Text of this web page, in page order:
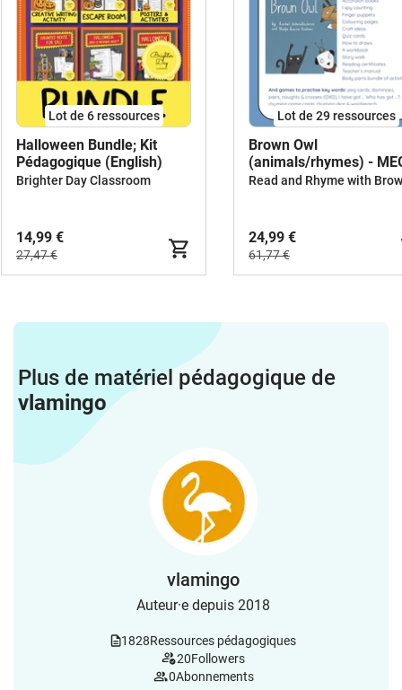
Lot de 6 ressources
Halloween Bundle; Kit
Pédagogique (English)
Brighter Day Classroom
14,99 €
27,47 €
Lot de 29 ressources
Brown Owl
(animals/rhymes) -
BUNDLE
24,99 €
61,77 €
Plus de matériel pédagogique de
vlamingo
vlamingo
Auteur·e depuis 2018
1828Ressources pédagogiques
20Followers
0Abonnements